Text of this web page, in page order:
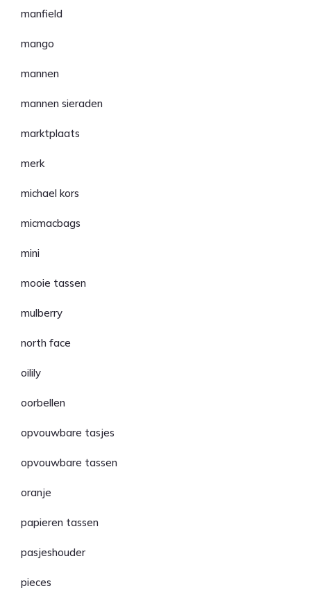
manfield
mango
mannen
mannen sieraden
marktplaats
merk
michael kors
micmacbags
mini
mooie tassen
mulberry
north face
oilily
oorbellen
opvouwbare tasjes
opvouwbare tassen
oranje
papieren tassen
pasjeshouder
pieces